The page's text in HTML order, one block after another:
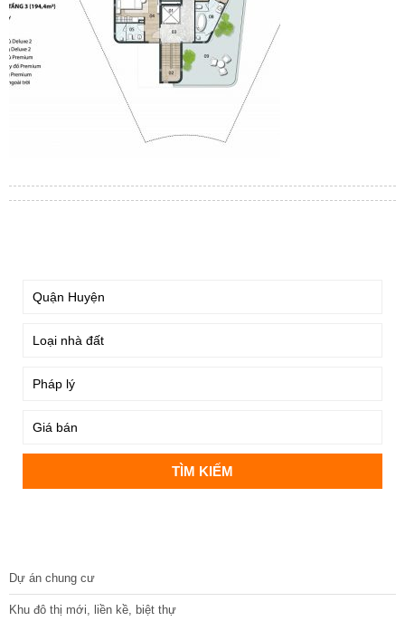
Dự án chung cư
Khu đô thị mới, liền kề, biệt thự